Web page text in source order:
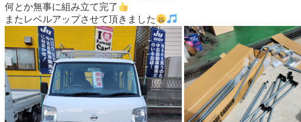
何とか無事に組み立て完了
またレベルアップさせて頂きました